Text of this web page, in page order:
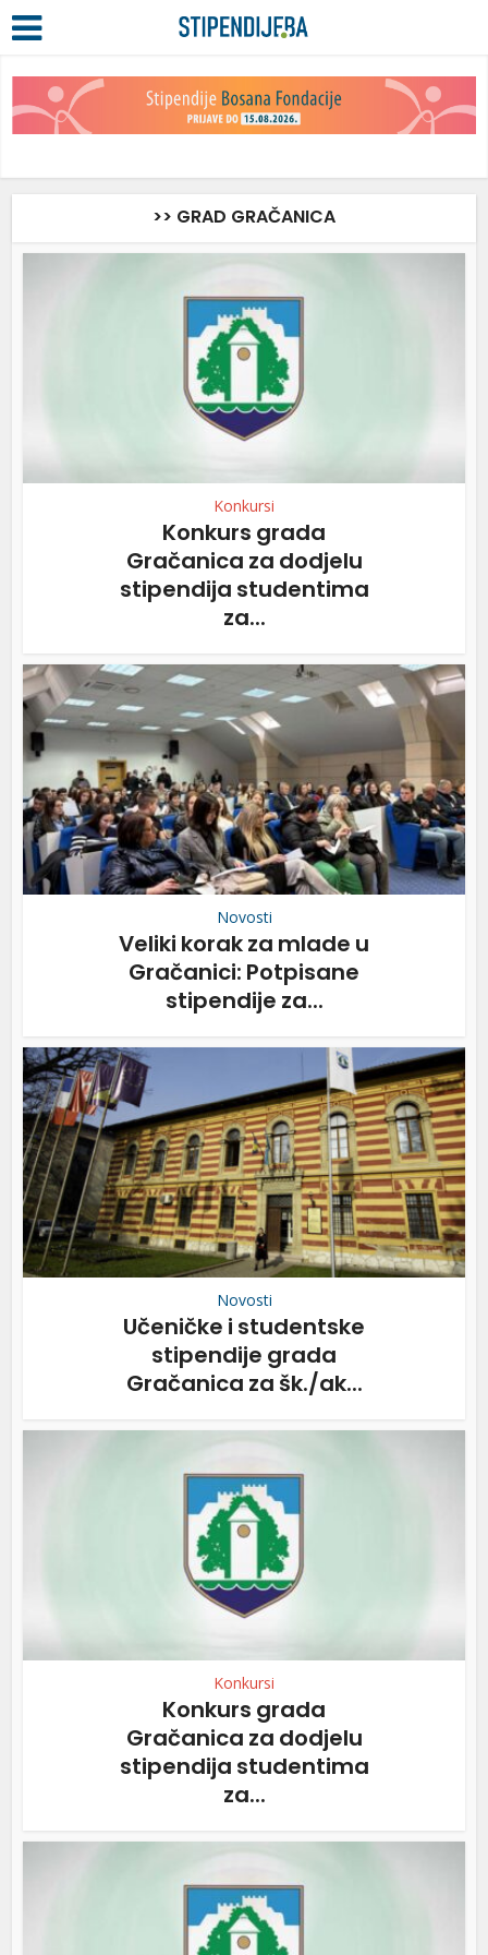
>> GRAD GRAČANICA
Konkursi
Konkurs grada
Gračanica za dodjelu
stipendija studentima
za...
Novosti
Veliki korak za mlade u
Gračanici: Potpisane
stipendije za...
Novosti
Učeničke i studentske
stipendije grada
Gračanica za šk./ak...
Konkursi
Konkurs grada
Gračanica za dodjelu
stipendija studentima
za...